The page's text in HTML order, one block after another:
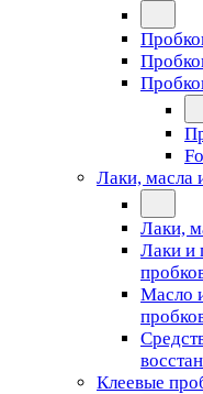
Лаки, масла
Лаки,
Лаки и
Масло
Клеевые